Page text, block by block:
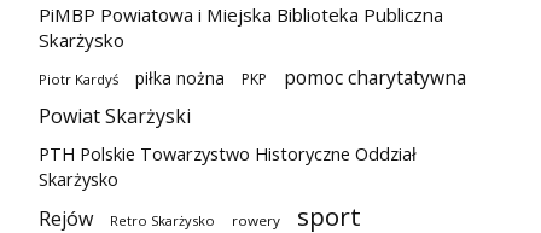
PiMBP Powiatowa i Miejska Biblioteka Publiczna
Skarżysko
Piotr Kardyś piłka nożna PKP
pomoc charytatywna
Powiat Skarżyski
PTH Polskie Towarzystwo Historyczne Oddział
Skarżysko
Rejów Retro Skarżysko rowery sport